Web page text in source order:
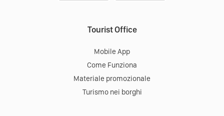
Tourist Office
Mobile App
Come Funziona
Materiale promozionale
Turismo nei borghi